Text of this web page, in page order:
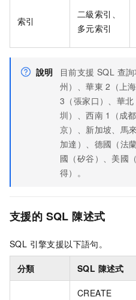
索引
二級索引、
多元索引
說明 目前支援 SQL 查
州）、華東 2（上
3（張家口）、華北
圳）、西南 1（成
京）、新加坡、馬
加達）、德國（法
國（矽谷）、美國
得） 。
支援的 SQL 陳述式
SQL 引擎支援以下語句。
分類 SQL 陳述式
CREATE